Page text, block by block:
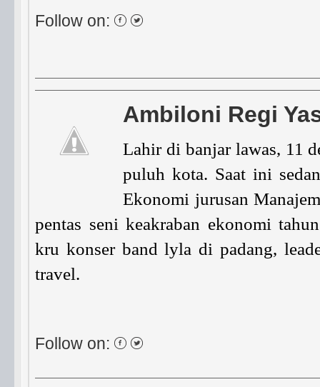
Follow on:
Ambiloni Regi
Lahir di banjar lawas, 11
puluh kota. Saat ini
Ekonomi jurusan
pentas seni keakraban ekonomi
kru konser band lyla di padang,
travel.
Follow on: